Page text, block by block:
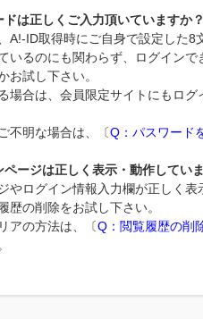
ドは正しくご入力頂いていますか？
A!-ID取得時にご自身で設定した8
いるのにも関わらず、ログイン
お試し下さい。
場合は、会員限定サイトにもロ
不明な場合は、〔Q：パスワード
ページは正しく表示・動作してい
やログイン情報入力欄が正しく
歴の削除をお試し下さい。
アの方法は、〔Q：閲覧履歴の削